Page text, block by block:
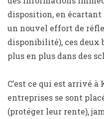
disposition, en
un nouvel effort de
disponibilité), ces deux
plus en plus dans des
C’est ce qui est arrivé à
entreprises se sont
(protéger leur rente),